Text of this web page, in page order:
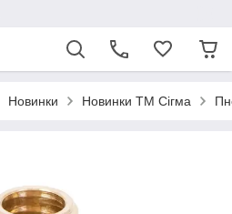
Новинки Новинки ТМ Сігма